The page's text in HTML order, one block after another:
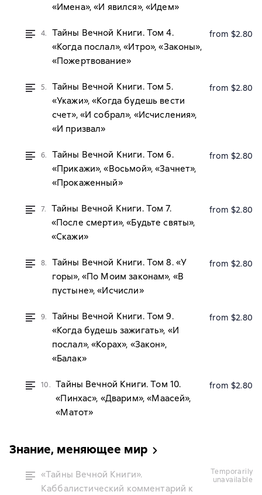
«Имена», «И явился», «Идем»
4.
Тайны Вечной Книги. Том 4.
«Когда послал», «Итро», «Законы»,
«Пожертвование»
from $2.80
5.
Тайны Вечной Книги. Том 5.
«Укажи», «Когда будешь вести
счет», «И собрал», «Исчисления»,
«И призвал»
from $2.80
6.
Тайны Вечной Книги. Том 6.
«Прикажи», «Восьмой», «Зачнет»,
«Прокаженный»
from $2.80
7.
Тайны Вечной Книги. Том 7.
«После смерти», «Будьте святы»,
«Скажи»
from $2.80
8.
Тайны Вечной Книги. Том 8. «У
горы», «По Моим законам», «В
пустыне», «Исчисли»
from $2.80
9.
Тайны Вечной Книги. Том 9.
«Когда будешь зажигать», «И
послал», «Корах», «Закон»,
«Балак»
from $2.80
10. Тайны Вечной Книги. Том 10.
«Пинхас», «Дварим», «Маасей»,
«Матот»
from $2.80
Знание, меняющее мир
«Тайны Вечной Книги».
Каббалистический комментарий к
temporarily
unavailable